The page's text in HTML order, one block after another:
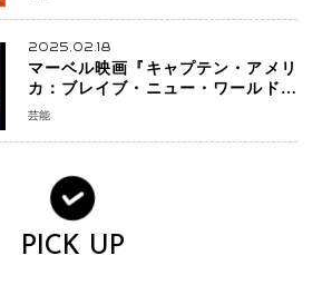
2025.02.18
マーベル映画『キャプテン・アメリ
カ：ブレイブ・ニュー・ワールド』
新ブラック・ウィドウ役のシラ・ハー
芸能
PICK UP